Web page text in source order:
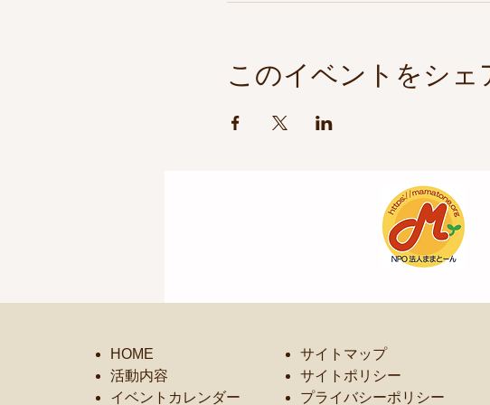
このイベントをシェ
HOME
活動内容
イベントカレンダー
サイトマップ
サイトポリシー
プライバシーポリシー